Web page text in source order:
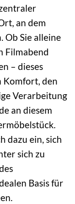
an dem
Ob Sie alleine
Filmabend
– dieses
Komfort, den
Verarbeitung
an diesem
dazu ein, sich
sich zu
Basis für